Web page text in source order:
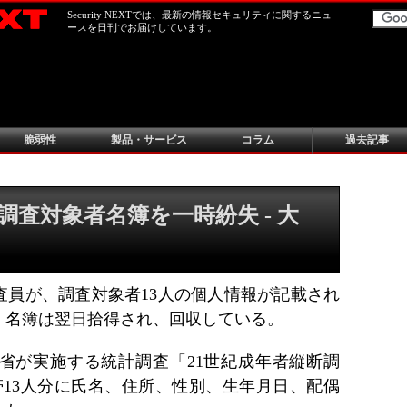
Security NEXTでは、最新の情報セキュリティに関するニュ
ースを日刊でお届けしています。
脆弱性 製品・サービス コラム 過去記事
査対象者名簿を一時紛失 - 大
が、調査対象者13人の個人情報が記載され
簿は翌日拾得され、回収している。
が実施する統計調査「21世紀成年者縦断調
人分に氏名、住所、性別、生年月日、配偶